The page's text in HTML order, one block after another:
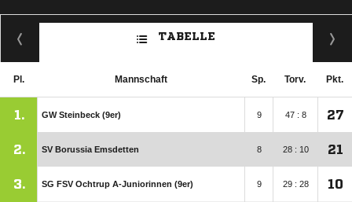
TABELLE
Pl. Mannschaft Sp. Torv. Pkt.
1. GW Steinbeck (9er) 9 47 : 8 27
2. SV Borussia Emsdetten 8 28 : 10 21
3. SG FSV Ochtrup A-Juniorinnen (9er) 9 29 : 28 10